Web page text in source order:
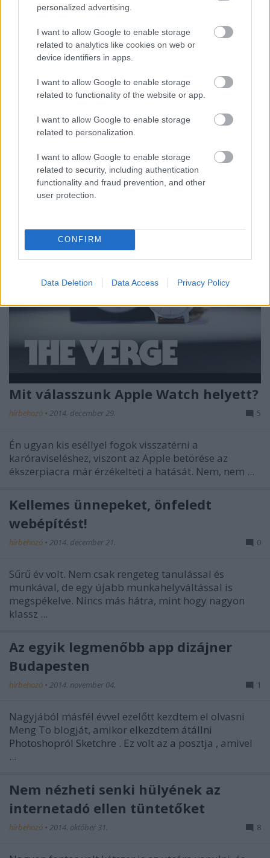
personalized advertising.
I want to allow Google to enable storage
related to analytics like cookies on web or
device identifiers in apps.
I want to allow Google to enable storage
related to functionality of the website or app.
I want to allow Google to enable storage
related to personalization.
I want to allow Google to enable storage
related to security, including authentication
functionality and fraud prevention, and other
user protection.
CONFIRM
Data Deletion Data Access Privacy Policy
indította az utóbbi idők legérdekesebb közösségi
média kísérletét.
Plague.io...
A reszponzív dizájn hazugságai
reszponzív layoutokat, frameworkoket azért kezdik
el használni site-ok építésénél, mert így
Mit válasszunk Apple Watch helyett?
hírbehozó • 2014. december 29. 5
Én ugyan kis eséllyel fogok visszatérni a
karóraviseléshez, viszont az Apple betörése az
ékszerpiacra már érzékelteti a hatását. Nem, nem ...
Kellemes ünnepeket, önfeledt
webépítést!
hírbehozó • 2014. december 21. 0
Sűrű év volt. Nem csak rengeteg tanulással és
munkával, de egy újabb munkahelyváltással is
megspékelve. Nincs más hátra, mint hogy nagyon
klassz ...
Az egyik legmenőbb app dizájner
Budapesten
hírbehozó • 2014. november 04. 1
Nagyjából másfél évvel ezelőtt kezdtem el olvasni
Meng To blogját, amikor elkezdtem átállni
Photoshopról Sketchre . Ez volt az a posztja , amivel
...
Nem nézheti senki hülyének az
internetadó ellen tüntetőket
hírbehozó • 2014. október 31. 8